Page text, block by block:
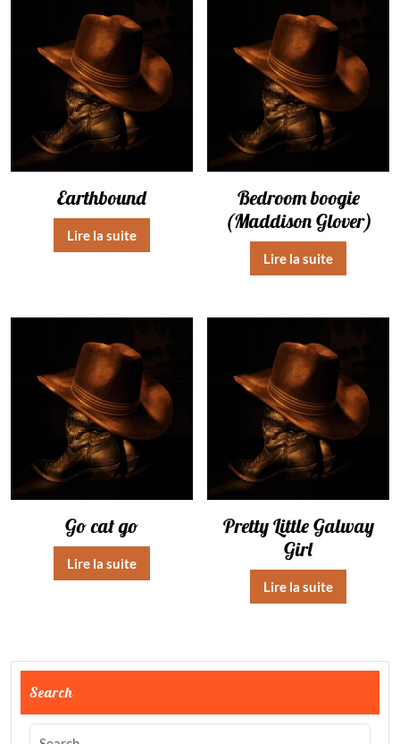
Earthbound
Lire la suite
Bedroom boogie
(Maddison Glover)
Lire la suite
Go cat go
Lire la suite
Pretty Little Galway
Girl
Lire la suite
Search